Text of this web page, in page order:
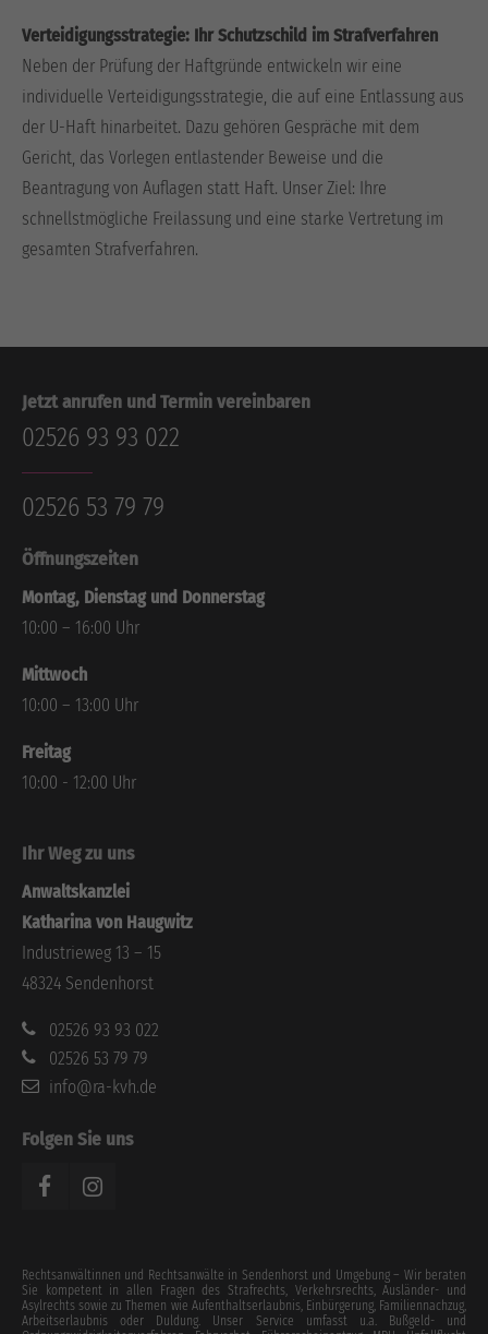
Verteidigungsstrategie: Ihr Schutzschild im Strafverfahren
Neben der Prüfung der Haftgründe entwickeln wir eine
individuelle Verteidigungsstrategie, die auf eine Entlassung aus
der U-Haft hinarbeitet. Dazu gehören Gespräche mit dem
Gericht, das Vorlegen entlastender Beweise und die
Beantragung von Auflagen statt Haft. Unser Ziel: Ihre
schnellstmögliche Freilassung und eine starke Vertretung im
gesamten Strafverfahren.
Jetzt anrufen und Termin vereinbaren
02526 93 93 022
02526 53 79 79
Öffnungszeiten
Montag, Dienstag und Donnerstag
10:00 – 16:00 Uhr
Mittwoch
10:00 – 13:00 Uhr
Freitag
10:00 - 12:00 Uhr
Ihr Weg zu uns
Anwaltskanzlei
Katharina von Haugwitz
Industrieweg 13 – 15
48324 Sendenhorst
02526 93 93 022
02526 53 79 79
info@ra-kvh.de
Folgen Sie uns
Rechtsanwältinnen und Rechtsanwälte in Sendenhorst und Umgebung – Wir beraten
Sie kompetent in allen Fragen des Strafrechts, Verkehrsrechts, Ausländer- und
Asylrechts sowie zu Themen wie Aufenthaltserlaubnis, Einbürgerung, Familiennachzug,
Arbeitserlaubnis oder Duldung. Unser Service umfasst u.a. Bußgeld- und